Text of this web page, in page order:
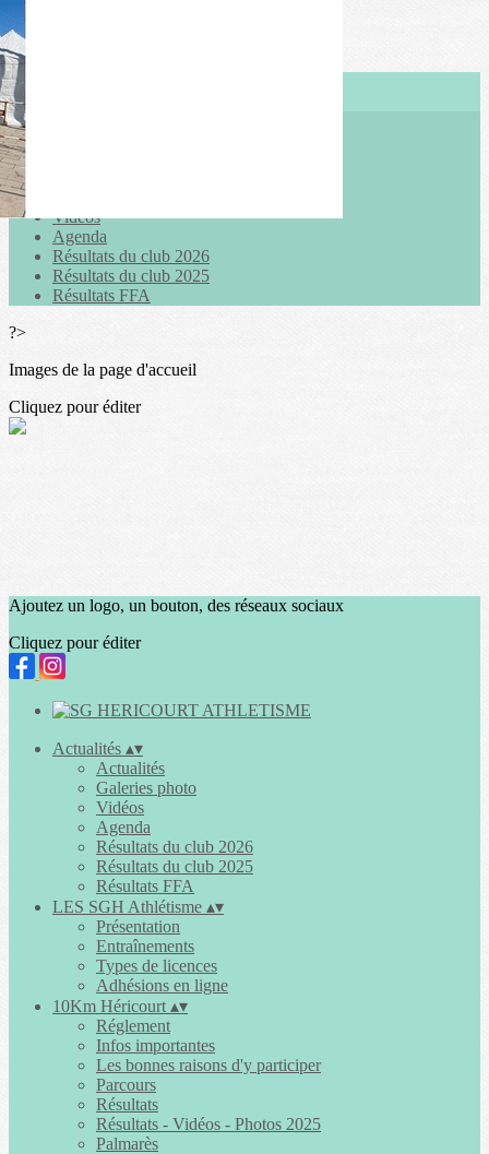
Exporter les lignes sélectionnées
Menu
<
>
Vidéos
Agenda
Résultats du club 2026
Résultats du club 2025
Résultats FFA
?>
Images de la page d'accueil
Cliquez pour éditer
Ajoutez un logo, un bouton, des réseaux sociaux
Cliquez pour éditer
Actualités ▴▾
Actualités
Galeries photo
Vidéos
Agenda
Résultats du club 2026
Résultats du club 2025
Résultats FFA
LES SGH Athlétisme ▴▾
Présentation
Entraînements
Types de licences
Adhésions en ligne
10Km Héricourt ▴▾
Réglement
Infos importantes
Les bonnes raisons d'y participer
Parcours
Résultats
Résultats - Vidéos - Photos 2025
Palmarès